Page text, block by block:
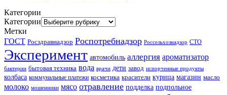
Категории
Категории
Метки
ГОСТ Росздравнадзор Роспотребнадзор Россельхознадзор СТО
Эксперимент автомобиль аллергия ароматизатор
бактерии бытовая техника вода врачи дети завод испорченные продукты
колбаса коммунальные платежи косметика красители курица магазин масло
молоко мошенники мясо отравление подделка подпольное